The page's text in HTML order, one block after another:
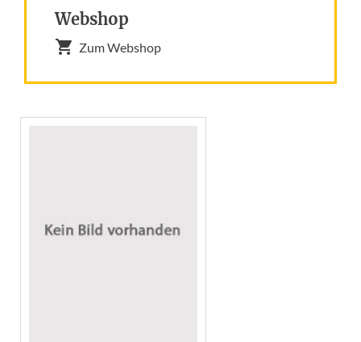
Webshop
Zum Webshop